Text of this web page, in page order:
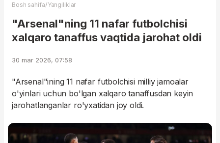
Bosh sahifa/Yangiliklar
"Arsenal"ning 11 nafar futbolchisi
xalqaro tanaffus vaqtida jarohat oldi
30 mar 2026, 07:58
"Arsenal"ining 11 nafar futbolchisi milliy jamoalar
o'yinlari uchun bo'lgan xalqaro tanaffusdan keyin
jarohatlanganlar ro'yxatidan joy oldi.